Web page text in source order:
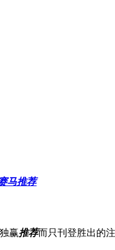
马推荐
赢推荐而只刊登胜出的注